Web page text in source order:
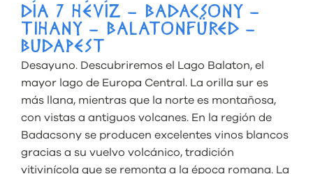
DÍA 7 HÉVÍZ – BADACSONY –
TIHANY – BALATONFÜRED –
BUDAPEST
Desayuno. Descubriremos el Lago Balaton, el
mayor lago de Europa Central. La orilla sur es
más llana, mientras que la norte es montañosa,
con vistas a antiguos volcanes. En la región de
Badacsony se producen excelentes vinos blancos
gracias a su vuelvo volcánico, tradición
vitivinícola que se remonta a la época romana. La